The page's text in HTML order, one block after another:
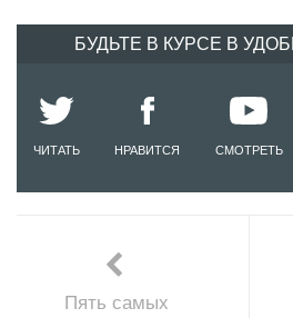
БУДЬТЕ В КУРСЕ В
ЧИТАТЬ НРАВИТСЯ СМОТРЕТЬ
Пять самых